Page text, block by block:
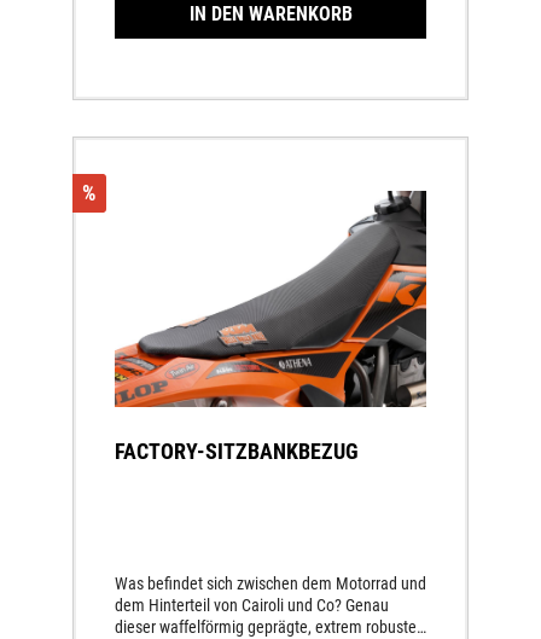
IN DEN WARENKORB
%
FACTORY-SITZBANKBEZUG
Was befindet sich zwischen dem Motorrad und
dem Hinterteil von Cairoli und Co? Genau
dieser waffelförmig geprägte, extrem robuste